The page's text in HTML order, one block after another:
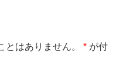
とはありません。 * が付